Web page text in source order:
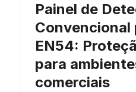
Painel de
Convencional
EN54:
para
comerciais